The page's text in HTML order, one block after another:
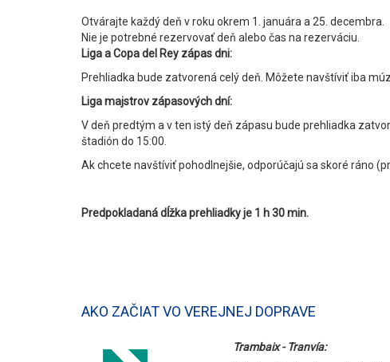
Otvárajte každý deň v roku okrem 1. januára a 25. decembra.
Nie je potrebné rezervovať deň alebo čas na rezerváciu.
Liga a Copa del Rey zápas dni:
Prehliadka bude zatvorená celý deň. Môžete navštíviť iba
Liga majstrov zápasových dní:
V deň predtým a v ten istý deň zápasu bude prehliadka
štadión do 15:00.
Ak chcete navštíviť pohodlnejšie, odporúčajú sa skoré ráno
Predpokladaná dĺžka prehliadky je 1 h 30 min.
AKO ZAČIAT VO VEREJNEJ DOPRAVE
Trambaix - Tranvía: